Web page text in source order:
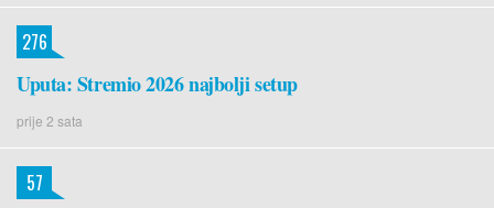
Uputa: Stremio 2026 najbolji setup
prije 2 sata
276
57